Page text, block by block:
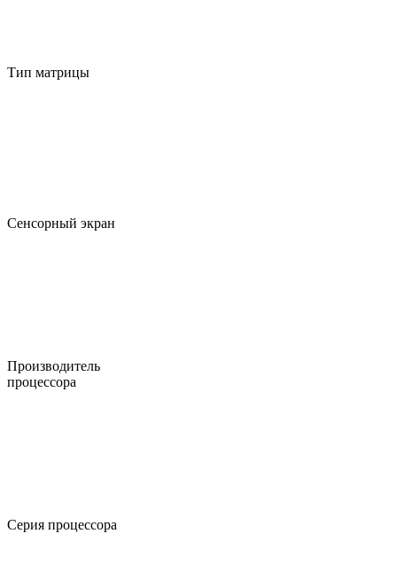
Тип матрицы
Сенсорный экран
Производитель
процессора
Серия процессора